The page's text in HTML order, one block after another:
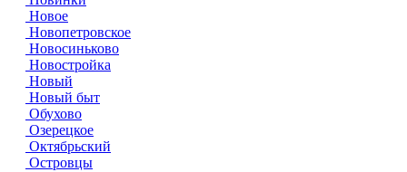
Новое
Новопетровское
Новосиньково
Новостройка
Новый
Новый быт
Обухово
Озерецкое
Октябрьский
Островцы